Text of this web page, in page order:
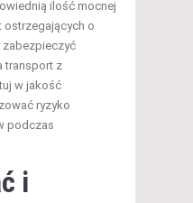
ilość mocnej
ostrzegających o
zabezpieczyć
transport z
w jakość
ryzyko
podczas
i